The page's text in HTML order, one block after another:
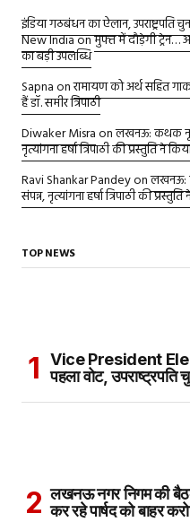
इंडिया गठबंधन का ऐलान, उपराष्ट्रपति
New Indiaonमुफ्त में दौड़ेगी ट्रेन…
का बड़ी उपलब्धि
Sapnaonरामायण को अर्थ सहित
हैं डॉ. समीर त्रिपाठी
Diwaker Misraonलखनऊ: कथक
नृत्यांगना हर्षा त्रिपाठी की प्रस्तुति ने
Ravi Shankar Pandeyonलखनऊ:
संपन्न, नृत्यांगना हर्षा त्रिपाठी की
TOP NEWS
Vice President
पहला वोट,
लखनऊ नगर निगम की
कर रहे पार्षद को बाहर करो